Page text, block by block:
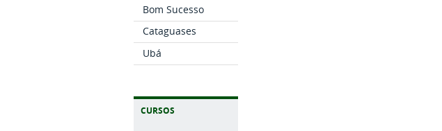
Bom Sucesso
Cataguases
Ubá
CURSOS